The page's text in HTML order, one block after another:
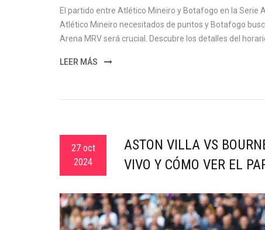
El partido entre Atlético Mineiro y Botafogo en la
Atlético Mineiro necesitados de puntos y Botafogo
Arena MRV será crucial. Descubre los detalles del
LEER MÁS
27 oct
2024
ASTON VILLA VS
VIVO Y CÓMO VER EL